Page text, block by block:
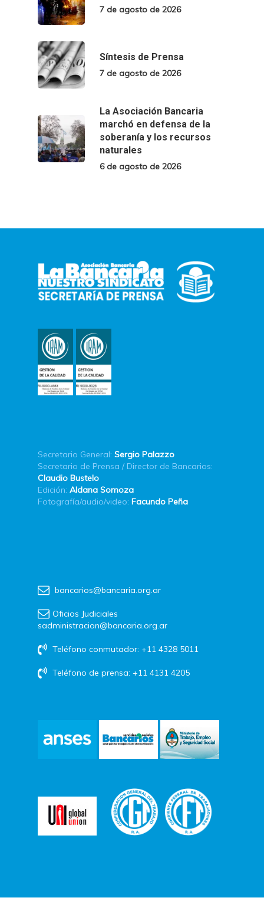
7 de agosto de 2026
Síntesis de Prensa
7 de agosto de 2026
La Asociación Bancaria
marchó en defensa de la
soberanía y los recursos
naturales
6 de agosto de 2026
Secretario General: Sergio Palazzo
Secretario de Prensa / Director de Bancarios:
Claudio Bustelo
Edición: Aldana Somoza
Fotografía/audio/video: Facundo Peña
bancarios@bancaria.org.ar
Oficios Judiciales
sadministracion@bancaria.org.ar
Teléfono conmutador: +11 4328 5011
Teléfono de prensa: +11 4131 4205